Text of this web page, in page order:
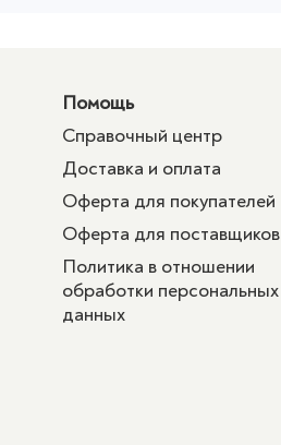
Помощь
Справочный центр
Доставка и оплата
Оферта для покупателей
Оферта для поставщиков
Политика в отношении
обработки персональных
данных